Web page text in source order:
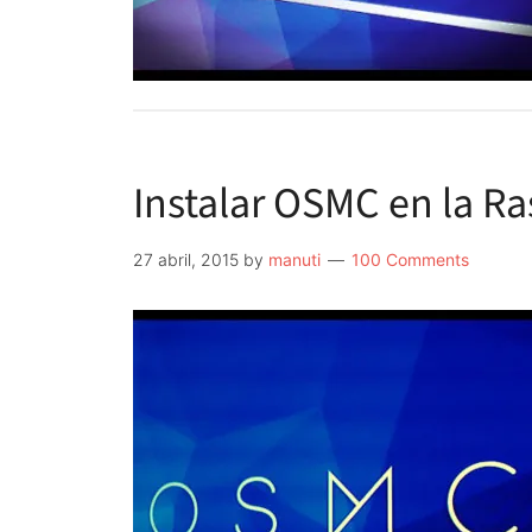
Instalar OSMC en la
27 abril, 2015 by manuti 100 Comments